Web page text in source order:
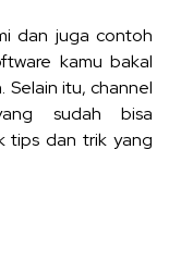
dan juga contoh
kamu bakal
Selain itu, channel
sudah bisa
tips dan trik yang